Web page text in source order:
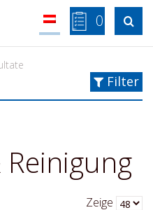
0 
Filter
Zeige